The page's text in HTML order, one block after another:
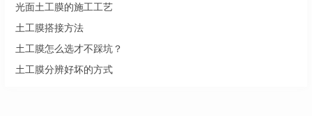
光面土工膜的施工工艺
土工膜搭接方法
土工膜怎么选才不踩坑？
土工膜分辨好坏的方式